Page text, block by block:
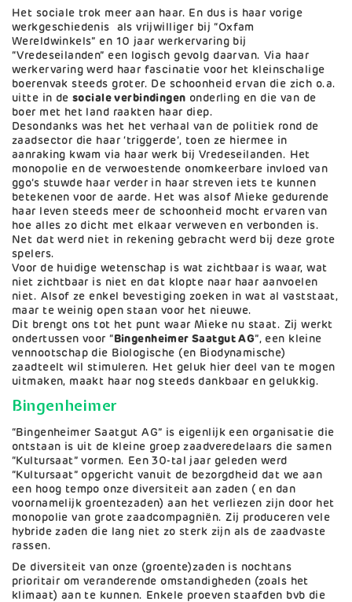
Het sociale trok meer aan haar. En dus is haar vorige
werkgeschiedenis als vrijwilliger bij “Oxfam
Wereldwinkels” en 10 jaar werkervaring bij
“Vredeseilanden” een logisch gevolg daarvan. Via haar
werkervaring werd haar fascinatie voor het kleinschalige
boerenvak steeds groter. De schoonheid ervan die zich o.a.
uitte in desociale verbindingen onderling en die van de
boer met het land raakten haar diep.
Desondanks was het het verhaal van de politiek rond de
zaadsector die haar ‘triggerde’, toen ze hiermee in
aanraking kwam via haar werk bij Vredeseilanden. Het
monopolie en de verwoestende onomkeerbare invloed van
ggo’s stuwde haar verder in haar streven iets te kunnen
betekenen voor de aarde. Het was alsof Mieke gedurende
haar leven steeds meer de schoonheid mocht ervaren van
hoe alles zo dicht met elkaar verweven en verbonden is.
Net dat werd niet in rekening gebracht werd bij deze grote
spelers.
Voor de huidige wetenschap is wat zichtbaar is waar, wat
niet zichtbaar is niet en dat klopte naar haar aanvoelen
niet. Alsof ze enkel bevestiging zoeken in wat al vaststaat,
maar te weinig open staan voor het nieuwe.
Dit brengt ons tot het punt waar Mieke nu staat. Zij werkt
ondertussen voor “Bingenheimer Saatgut AG”, een kleine
vennootschap die Biologische (en Biodynamische)
zaadteelt wil stimuleren. Het geluk hier deel van te mogen
uitmaken, maakt haar nog steeds dankbaar en gelukkig.
Bingenheimer
“Bingenheimer Saatgut AG” is eigenlijk een organisatie die
ontstaan is uit de kleine groep zaadveredelaars die samen
“Kultursaat” vormen. Een 30-tal jaar geleden werd
“Kultursaat” opgericht vanuit de bezorgdheid dat we aan
een hoog tempo onze diversiteit aan zaden ( en dan
voornamelijk groentezaden) aan het verliezen zijn door het
monopolie van grote zaadcompagniën. Zij produceren vele
hybride zaden die lang niet zo sterk zijn als de zaadvaste
rassen.
De diversiteit van onze (groente)zaden is nochtans
prioritair om veranderende omstandigheden (zoals het
klimaat) aan te kunnen. Enkele proeven staafden bvb die